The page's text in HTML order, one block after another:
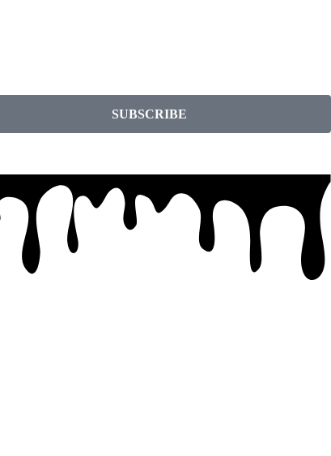
SUBSCRIBE